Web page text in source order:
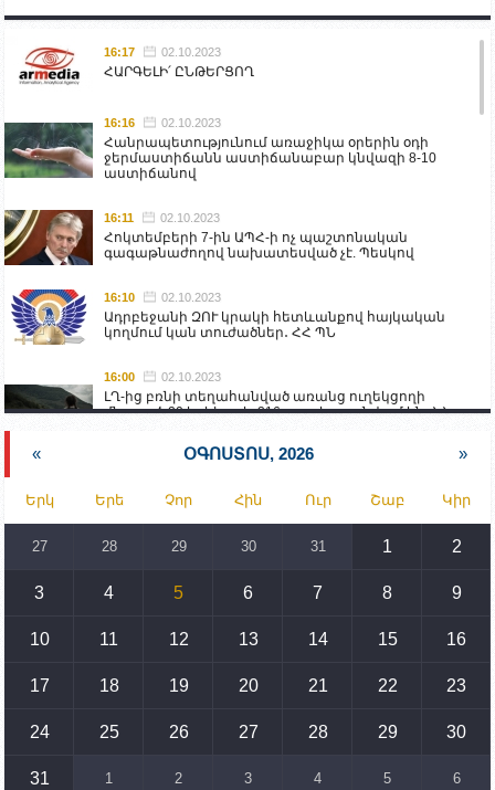
16:17 02.10.2023
ՀԱՐԳԵԼԻ՛ ԸՆԹԵՐՑՈՂ
16:16 02.10.2023
Հանրապետությունում առաջիկա օրերին օդի
ջերմաստիճանն աստիճանաբար կնվազի 8-10
աստիճանով
16:11 02.10.2023
Հոկտեմբերի 7-ին ԱՊՀ-ի ոչ պաշտոնական
գագաթնաժողով նախատեսված չէ. Պեսկով
16:10 02.10.2023
Ադրբեջանի ԶՈՒ կրակի հետևանքով հայկական
կողմում կան տուժածներ․ ՀՀ ՊՆ
16:00 02.10.2023
ԼՂ-ից բռնի տեղահանված առանց ուղեկցողի
մնացած 20 երեխա և 216 տարեց գտնվում են ՀՀ
նախարարության հոգածության ներքո
Իրանը կողմ է տարածաշրջանի համար շահավետ
տրանսպորտային հաղորդակցությունների
զարգացմանը, սակայն ոչ՝ միջազգային
սահմանների փոփոխությանը
15:10 02.10.2023
սպառնալիքները կասեցնելու համար. իսպանացի
պատգամավորը Գորիսում է
14:54 02.10.2023
տեղակայված հայկական դիրքերի անձնակազմի
« ՕԳՈՍՏՈՍ, 2026 »
Երկ Երե Չոր Հին Ուր Շաբ Կիր
27 28 29 30 31 1 2
3 4 5 6 7 8 9
10 11 12 13 14 15 16
17 18 19 20 21 22 23
24 25 26 27 28 29 30
31 1 2 3 4 5 6